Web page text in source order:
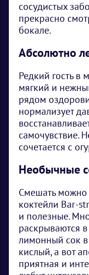
сосудистых
прекрасно
бокале.
Абсолютно
Редкий гость в
мягкий и
рядом
нормализует
самочувствие.
сочетается с
Необычные
Смешать можно
коктейли Bar-
и полезные.
раскрываются
лимонный сок
кислый, а вот
приятная и